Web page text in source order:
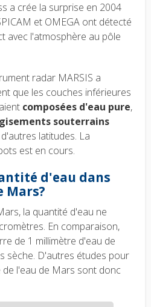
a crée la surprise en 2004
et OMEGA ont détecté
avec l'atmosphère au pôle
radar MARSIS a
que les couches inférieures
composées d'eau pure,
gisements souterrains
latitudes. La
est en cours.
d'eau dans
Mars?
la quantité d'eau ne
En comparaison,
de 1 millimètre d'eau de
sèche. D'autres études pour
de l'eau de Mars sont donc